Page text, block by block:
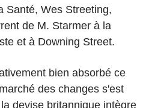
Santé, Wes Streeting,
de M. Starmer à la
et à Downing Street.
bien absorbé ce
des changes s'est
devise britannique intègre